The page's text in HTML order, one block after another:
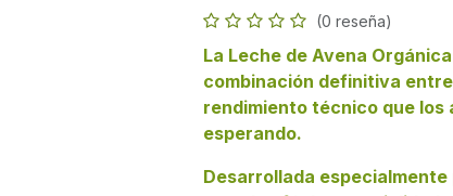
(0 reseña)
La Leche de Avena
combinación definitiva
rendimiento técnico que los
esperando.
Desarrollada